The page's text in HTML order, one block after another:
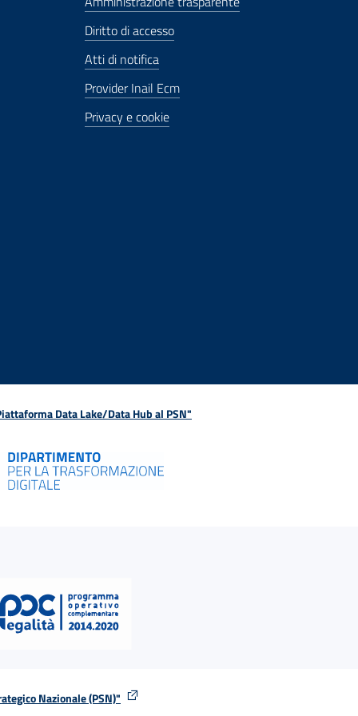
Diritto di accesso
Atti di notifica
Provider Inail Ecm
Privacy e cookie
Data Lake/Data Hub al PSN"
Nazionale (PSN)"